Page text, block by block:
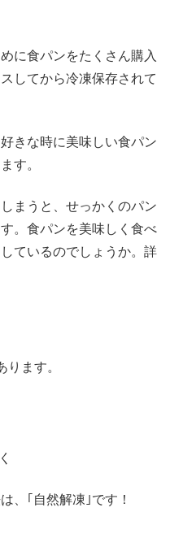
に食パンをたくさん購入
してから冷凍保存されて
きな時に美味しい食パン
す。
まうと、せっかくのパン
。食パンを美味しく食べ
ているのでしょうか。詳
ます。
、｢自然解凍｣です！